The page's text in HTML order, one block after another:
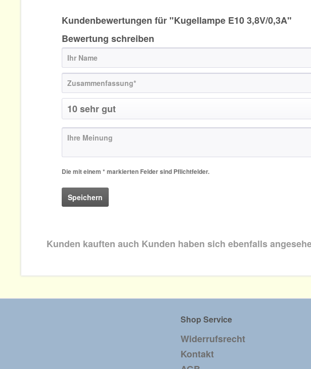
Kundenbewertungen für "Kugellampe E10 3,8V/0,3A"
Bewertung schreiben
Die mit einem * markierten Felder sind Pflichtfelder.
Speichern
Kunden kauften auch Kunden haben sich ebenfalls
Shop Service
Widerrufsrecht
Kontakt